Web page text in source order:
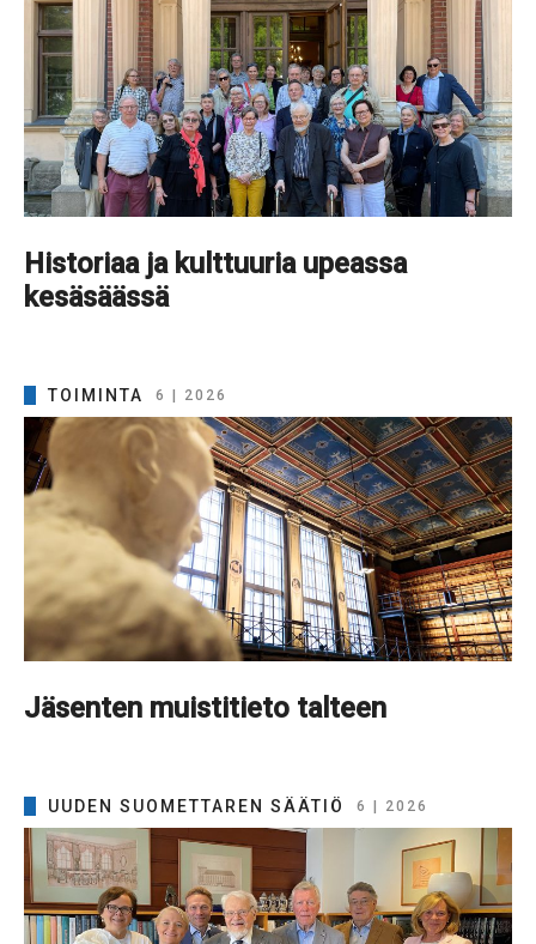
Historiaa ja kulttuuria upeassa
kesäsäässä
TOIMINTA 6 | 2026
Jäsenten muistitieto talteen
UUDEN SUOMETTAREN SÄÄTIÖ 6 | 2026